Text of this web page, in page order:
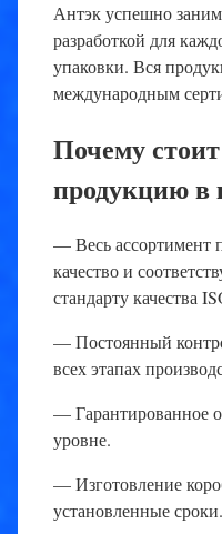
Антэк успешно
разработкой для
упаковки. Вся
международным
Почему
продукцию в
— Весь ассортимент
качество и
стандарту качества
— Постоянный
всех этапах
— Гарантированное
уровне.
— Изготовление
установленные сроки.